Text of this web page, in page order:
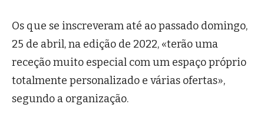
Os que se inscreveram até ao passado domingo,
25 de abril, na edição de 2022, «terão uma
receção muito especial com um espaço próprio
totalmente personalizado e várias ofertas»,
segundo a organização.